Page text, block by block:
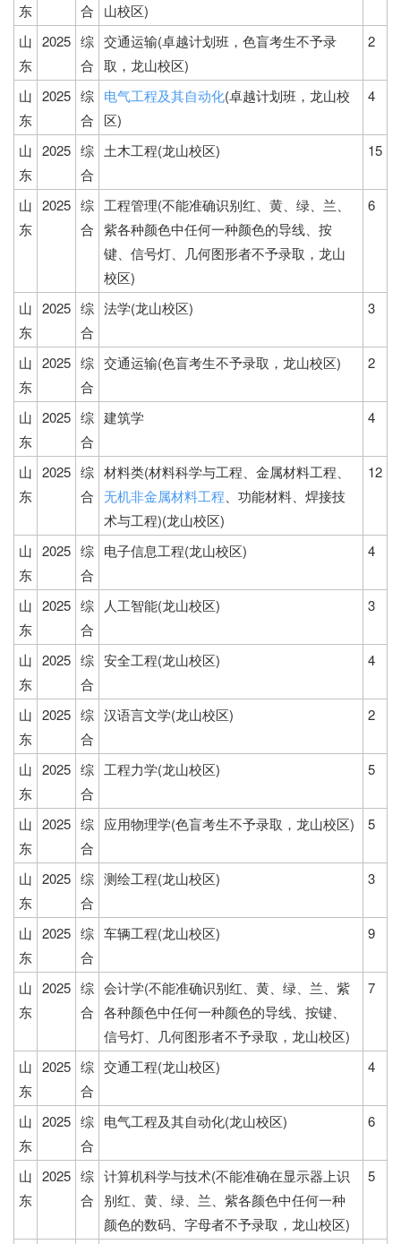
东
合
山校区)
山
东
2025 综
合
交通运输(卓越计划班，色盲考生不予录
取，龙山校区)
2
山
东
2025 综
合
电气工程及其自动化(卓越计划班，龙山校
区)
4
山
东
2025 综
合
土木工程(龙山校区) 15
山
东
2025 综
合
工程管理(不能准确识别红、黄、绿、兰、
紫各种颜色中任何一种颜色的导线、按
键、信号灯、几何图形者不予录取，龙山
校区)
6
山
东
2025 综
合
法学(龙山校区) 3
山
东
2025 综
合
交通运输(色盲考生不予录取，龙山校区) 2
山
东
2025 综
合
建筑学 4
山
东
2025 综
合
材料类(材料科学与工程、金属材料工程、
无机非金属材料工程、功能材料、焊接技
术与工程)(龙山校区)
12
山
东
2025 综
合
电子信息工程(龙山校区) 4
山
东
2025 综
合
人工智能(龙山校区) 3
山
东
2025 综
合
安全工程(龙山校区) 4
山
东
2025 综
合
汉语言文学(龙山校区) 2
山
东
2025 综
合
工程力学(龙山校区) 5
山
东
2025 综
合
应用物理学(色盲考生不予录取，龙山校区) 5
山
东
2025 综
合
测绘工程(龙山校区) 3
山
东
2025 综
合
车辆工程(龙山校区) 9
山
东
2025 综
合
会计学(不能准确识别红、黄、绿、兰、紫
各种颜色中任何一种颜色的导线、按键、
信号灯、几何图形者不予录取，龙山校区)
7
山
东
2025 综
合
交通工程(龙山校区) 4
山
东
2025 综
合
电气工程及其自动化(龙山校区) 6
山
东
2025 综
合
计算机科学与技术(不能准确在显示器上识
别红、黄、绿、兰、紫各颜色中任何一种
颜色的数码、字母者不予录取，龙山校区)
5